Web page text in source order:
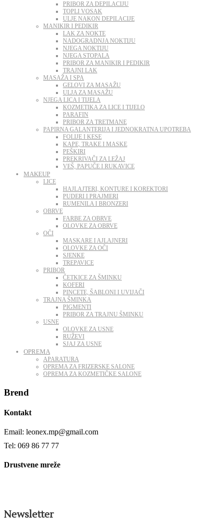
PRIBOR ZA DEPILACIJU
TOPLI VOSAK
ULJE NAKON DEPILACIJE
MANIKIR I PEDIKIR
LAK ZA NOKTE
NADOGRADNJA NOKTIJU
NJEGA NOKTIJU
NJEGA STOPALA
PRIBOR ZA MANIKIR I PEDIKIR
TRAJNI LAK
MASAŽA I SPA
GELOVI ZA MASAŽU
ULJA ZA MASAŽU
NJEGA LICA I TIJELA
KOZMETIKA ZA LICE I TIJELO
PARAFIN
PRIBOR ZA TRETMANE
PAPIRNA GALANTERIJA I JEDNOKRATNA UPOTREBA
FOLIJE I KESE
KAPE, TRAKE I MASKE
PEŠKIRI
PREKRIVAČI ZA LEŽAJ
VEŠ, PAPUČE I RUKAVICE
MAKEUP
LICE
HAJLAJTERI, KONTURE I KOREKTORI
PUDERI I PRAJMERI
RUMENILA I BRONZERI
OBRVE
FARBE ZA OBRVE
OLOVKE ZA OBRVE
OČI
MASKARE I AJLAJNERI
OLOVKE ZA OČI
SJENKE
TREPAVICE
PRIBOR
ČETKICE ZA ŠMINKU
KOFERI
PINCETE, ŠABLONI I UVIJAČI
TRAJNA ŠMINKA
PIGMENTI
PRIBOR ZA TRAJNU ŠMINKU
USNE
OLOVKE ZA USNE
RUŽEVI
SJAJ ZA USNE
OPREMA
APARATURA
OPREMA ZA FRIZERSKE SALONE
OPREMA ZA KOZMETIČKE SALONE
Brend
Kontakt
Email: leonex.mp@gmail.com
Tel: 069 86 77 77
Drustvene mreže
Newsletter